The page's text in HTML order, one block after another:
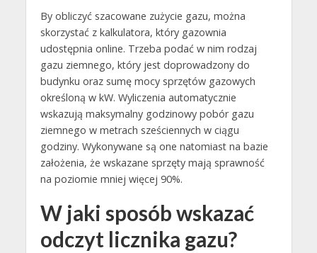
By obliczyć szacowane zużycie gazu, można
skorzystać z kalkulatora, który gazownia
udostępnia online. Trzeba podać w nim rodzaj
gazu ziemnego, który jest doprowadzony do
budynku oraz sumę mocy sprzętów gazowych
określoną w kW. Wyliczenia automatycznie
wskazują maksymalny godzinowy pobór gazu
ziemnego w metrach sześciennych w ciągu
godziny. Wykonywane są one natomiast na bazie
założenia, że wskazane sprzęty mają sprawność
na poziomie mniej więcej 90%.
W jaki sposób wskazać
odczyt licznika gazu?